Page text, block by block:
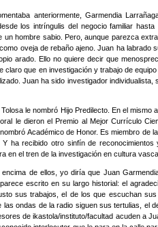
anteriormente, Garmendia
los intríngulis del negocio familiar
un hombre sabio. Pero, aunque parezca
oveja de rebaño ajeno. Juan ha labrado
arado. Ello no quiere decir que
claro que en investigación y trabajo de
Juan ha sido investigador individualista,
le nombró Hijo Predilecto. En el mismo
le dieron el Premio al Mejor Currículo
Académico de Honor. Es miembro de
Y ha recibido otro sinfín de
en el tren de la investigación en cultura vasca.
encima de ellos, yo diría que Juan
escrito en su largo historial: el
sus trabajos, el de los que escuchan
las ondas de la radio siguen sus tertulias, el
de ikastola/instituto/facultad acuden a